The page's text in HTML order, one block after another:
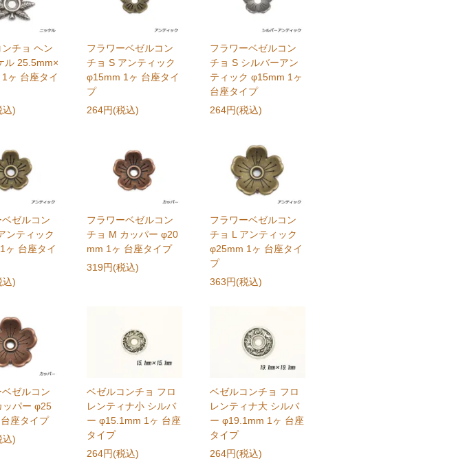
チョ ヘン
ル 25.5mm×
ヶ 台座タイ
込)
フラワーベゼルコン
チョ S アンティック
φ15mm 1ヶ 台座タイ
プ
264円(税込)
フラワーベゼルコン
チョ S シルバーアン
ティック φ15mm 1ヶ
台座タイプ
264円(税込)
ゼルコン
ンティック
ヶ 台座タイ
込)
フラワーベゼルコン
チョ M カッパー φ20
mm 1ヶ 台座タイプ
319円(税込)
フラワーベゼルコン
チョ L アンティック
φ25mm 1ヶ 台座タイ
プ
363円(税込)
ゼルコン
ッパー φ25
座タイプ
込)
ベゼルコンチョ フロ
レンティナ小 シルバ
ー φ15.1mm 1ヶ 台座
タイプ
264円(税込)
ベゼルコンチョ フロ
レンティナ大 シルバ
ー φ19.1mm 1ヶ 台座
タイプ
264円(税込)